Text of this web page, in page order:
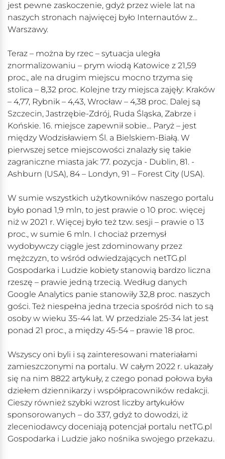
jest pewne zaskoczenie, gdyż przez wiele lat na
naszych stronach najwięcej było Internautów z...
Warszawy.
Teraz – można by rzec – sytuacja uległa
znormalizowaniu – prym wiodą Katowice z 21,59
proc., ale na drugim miejscu mocno trzyma się
stolica – 8,32 proc. Kolejne trzy miejsca zajęły: Kraków
– 4,77, Rybnik – 4,43, Wrocław – 4,38 proc. Dalej są
Szczecin, Jastrzębie-Zdrój, Ruda Śląska, Zabrze i
Końskie. 16. miejsce zapewnił sobie... Paryż – jest
między Wodzisławiem Śl. a Bielskiem-Białą. W
pierwszej setce miejscowości znalazły się takie
zagraniczne miasta jak: 77. pozycja - Dublin, 81. -
Ashburn (USA), 84 – Londyn, 91 – Forest City (USA).
W sumie wszystkich użytkowników naszego portalu
było ponad 1,9 mln, to jest prawie o 10 proc. więcej
niż w 2021 r. Więcej było też tzw. sesji – prawie o 13
proc., w sumie 6 mln. I chociaż przemysł
wydobywczy ciągle jest zdominowany przez
mężczyzn, to wśród odwiedzających netTG.pl
Gospodarka i Ludzie kobiety stanowią bardzo liczna
rzeszę – prawie jedną trzecią. Według danych
Google Analytics panie stanowiły 32,8 proc. naszych
gości. Też niespełna jedna trzecia spośród nich to są
osoby w wieku 35-44 lat. W przedziale 25-34 lat jest
ponad 21 proc., a między 45-54 – prawie 18 proc.
Wszyscy oni byli i są zainteresowani materiałami
zamieszczonymi na portalu. W całym 2022 r. ukazały
się na nim 8822 artykuły, z czego ponad połowa była
dziełem dziennikarzy i współpracowników redakcji.
Cieszy również szybki wzrost liczby artykułów
sponsorowanych – do 337, gdyż to dowodzi, iż
zleceniodawcy doceniają potencjał portalu netTG.pl
Gospodarka i Ludzie jako nośnika swojego przekazu.